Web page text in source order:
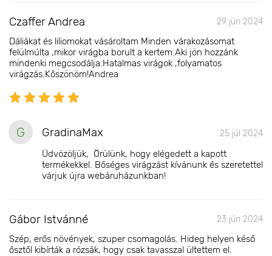
Czaffer Andrea 29 jún 2024
Dáliákat és liliomokat vásároltam Minden várakozásomat
felülmúlta ,mikor virágba borult a kertem.Aki jön hozzánk
mindenki megcsodálja.Hatalmas virágok ,folyamatos
virágzás.Kőszönöm!Andrea
G GradinaMax 25 júl 2024
Üdvözöljük, Örülünk, hogy elégedett a kapott
termékekkel. Bőséges virágzást kívánunk és szeretettel
várjuk újra webáruházunkban!
Gábor Istvánné 23 jún 2024
Szép, erős növények, szuper csomagolás. Hideg helyen késő
ősztől kibírták a rózsák, hogy csak tavasszal ültettem el.